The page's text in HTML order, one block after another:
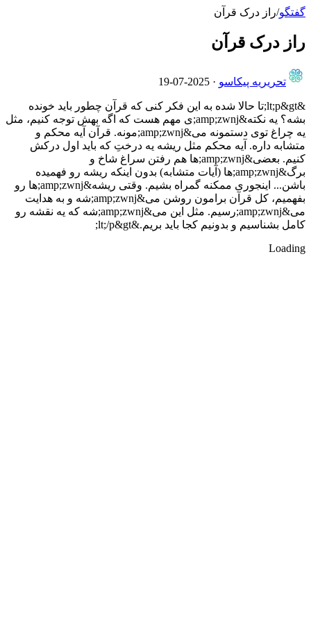
گفتگو/راز درک قرآن
راز درک قرآن
تحریریه پیکاسو ·
2025-07-19
&lt;p&gt;تا حالا شده به این فکر کنی که قرآن چطور باید خونده
بشه؟ یه نکته&amp;zwnj;ی مهم هست که اگه بهش توجه کنیم، مثل
یه چراغ توی دستمونه می&amp;zwnj;مونه. قرآن آیه محکم و
متشابه داره. آیه محکم مثل ریشه یه درختِ که باید اول درکش
کنیم. بعضی&amp;zwnj;ها هم رفتن سراغ شاخ و
برگ&amp;zwnj;ها (آیات متشابه) بدون اینکه ریشه رو فهمیده
باشن... اینجوری ممکنه گمراه بشیم. وقتی ریشه&amp;zwnj;ها رو
بفهمیم، کل قرآن برامون روشن می&amp;zwnj;شه و به هدایت
می&amp;zwnj;رسیم. مثل این می&amp;zwnj;شه که یه نقشه رو
کامل بشناسیم و بدونیم کجا باید بریم.&lt;/p&gt;
Loading